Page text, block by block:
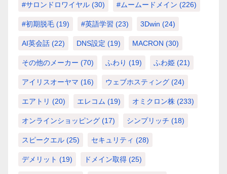
#サロンドロワイヤル (30) #ムームードメイン (226)
#初期脱毛 (19) #英語学習 (23) 3Dwin (24)
AI英会話 (22) DNS設定 (19) MACRON (30)
その他のメーカー (70) ふわり (19) ふわ姫 (21)
アイリスオーヤマ (16) ウェブホスティング (24)
エアトリ (20) エレコム (19) オミクロン株 (233)
オンラインショッピング (17) シンプリッチ (18)
スピークエル (25) セキュリティ (28)
デメリット (19) ドメイン取得 (25)